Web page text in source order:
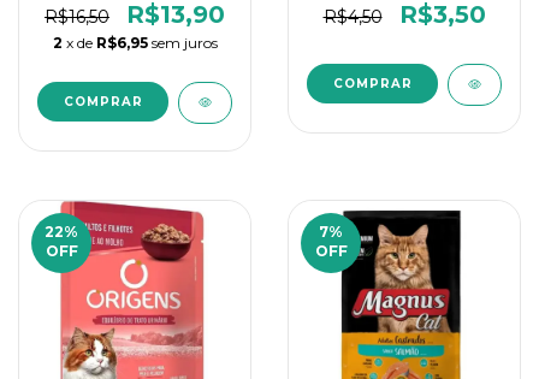
R$16,50
R$13,90
2 x de R$6,95 sem juros
R$4,50
R$3,50
22%
OFF
7%
OFF